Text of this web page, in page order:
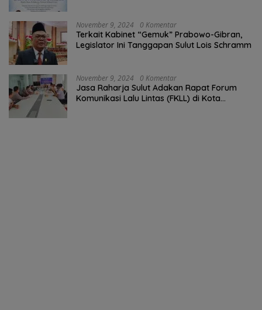
November 9, 2024 0 Komentar
Terkait Kabinet “Gemuk” Prabowo-Gibran,
Legislator Ini Tanggapan Sulut Lois Schramm
November 9, 2024 0 Komentar
Jasa Raharja Sulut Adakan Rapat Forum
Komunikasi Lalu Lintas (FKLL) di Kota